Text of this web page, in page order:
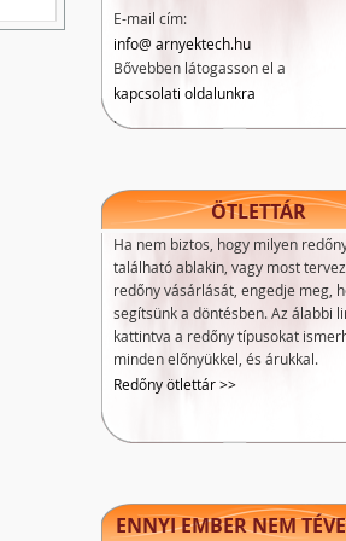
E-mail cím:
info@ arnyektech.hu
Bővebben látogasson el a
kapcsolati oldalunkra
.
ÖTLETTÁR
Ha nem biztos, hogy milyen
található ablakin, vagy most
redőny vásárlását, engedje meg,
segítsünk a döntésben. Az álabbi
kattintva a redőny típusokat
minden előnyükkel, és árukkal.
Redőny ötlettár >>
ENNYI EMBER NEM